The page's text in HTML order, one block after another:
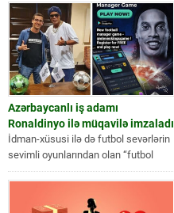
Azərbaycanlı iş adamı
Ronaldinyo ilə müqavilə imzaladı
İdman-xüsusi ilə də futbol sevərlərin
sevimli oyunlarından olan “futbol
menecer” oyunun yeni versiyası